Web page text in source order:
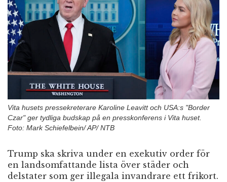
Vita husets pressekreterare Karoline Leavitt och USA:s "Border
Czar" ger tydliga budskap på en presskonferens i Vita huset.
Foto: Mark Schiefelbein/ AP/ NTB
Trump ska skriva under en exekutiv order för
en landsomfattande lista över städer och
delstater som ger illegala invandrare ett frikort.